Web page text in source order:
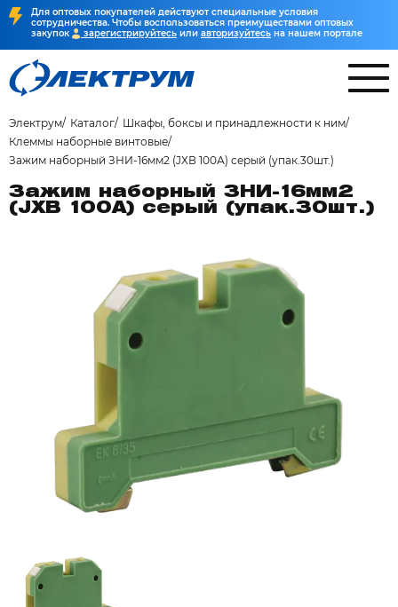
Для оптовых покупателей действуют специальные условия
сотрудничества. Чтобы воспользоваться преимуществами оптовых
закупок
зарегистрируйтесь или авторизуйтесь на нашем портале
Электрум Каталог
Шкафы, боксы и принадлежности к ним
Клеммы наборные винтовые
Зажим наборный ЗНИ-16мм2 (JХВ 100А) серый (упак.30шт.)
Зажим наборный ЗНИ-16мм2
(JХВ 100А) серый (упак.30шт.)